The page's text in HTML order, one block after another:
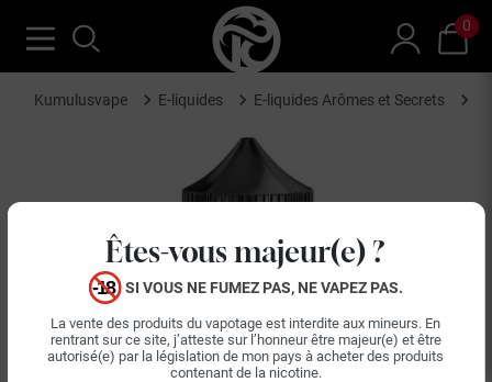
Êtes-vous majeur(e) ?
SI VOUS NE FUMEZ PAS, NE VAPEZ PAS.
La vente des produits du vapotage est interdite aux mineurs. En
rentrant sur ce site, j’atteste sur l’honneur être majeur(e) et être
autorisé(e) par la législation de mon pays à acheter des produits
contenant de la nicotine.
0
Kumulusvape E-liquides E-liquides Arômes et Secrets